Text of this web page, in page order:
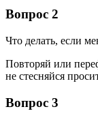
Вопрос 2
Что делать, если
Повторяй или
не стесняйся
Вопрос 3